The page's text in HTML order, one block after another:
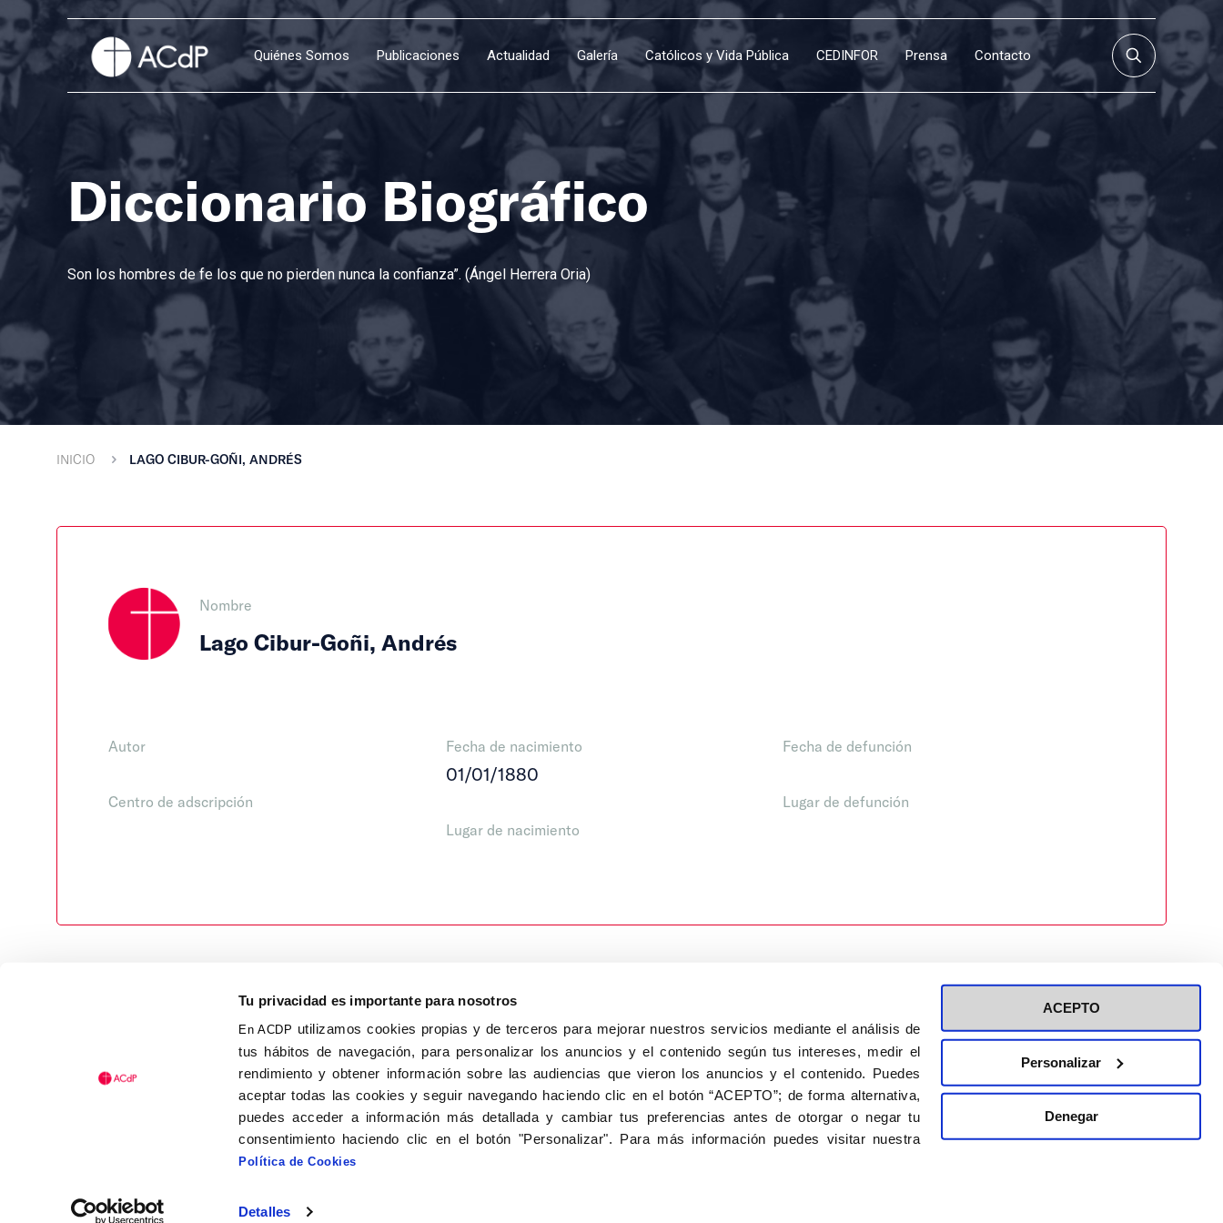
Tu privacidad es importante para nosotros
En ACDP utilizamos cookies propias y de terceros para mejorar nuestros servicios mediante el análisis de
tus hábitos de navegación, para personalizar los anuncios y el contenido según tus intereses, medir el
rendimiento y obtener información sobre las audiencias que vieron los anuncios y el contenido. Puedes
aceptar todas las cookies y seguir navegando haciendo clic en el botón “ACEPTO”; de forma alternativa,
puedes acceder a información más detallada y cambiar tus preferencias antes de otorgar o negar tu
consentimiento haciendo clic en el botón "Personalizar". Para más información puedes visitar nuestra
Política de Cookies
Detalles
ACEPTO
Personalizar
Denegar
Quiénes Somos Publicaciones Actualidad Galería Católicos y Vida Pública CEDINFOR Prensa Contacto
Diccionario Biográfico
Son los hombres de fe los que no pierden nunca la confianza”. (Ángel Herrera Oria)
INICIO LAGO CIBUR-GOÑI, ANDRÉS
Nombre
Lago Cibur-Goñi, Andrés
Autor
Centro de adscripción
Fecha de nacimiento
01/01/1880
Lugar de nacimiento
Fecha de defunción
Lugar de defunción
Calle Isaac Peral, 58 C.P.: 28040, Madrid
Tel (+34) 91 456 63 27
Fax: (+34) 91 535 19 98
acdp@acdp.es
Aviso Legal Inscripción a eventos
Política de privacidad de RRSS
Política de cookies